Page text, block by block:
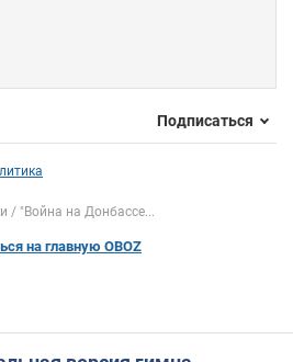
Подписаться
"Война на Донбассе...
на главную OBOZ